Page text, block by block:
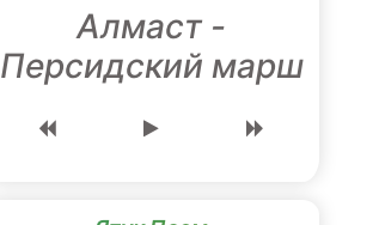
Алмаст -
Персидский марш